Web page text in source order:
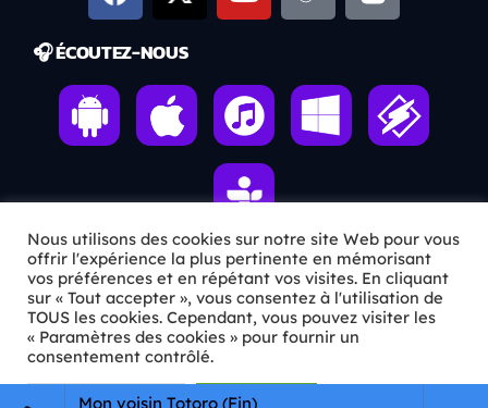
Mon voisin Totoro (Fin)
🎧 ÉCOUTEZ-NOUS
ℹ️ INFOS PRATIQUES
✉️Contact
🦊Qui sommes-nous ?
Nous utilisons des cookies sur notre site Web pour vous
offrir l'expérience la plus pertinente en mémorisant
vos préférences et en répétant vos visites. En cliquant
sur « Tout accepter », vous consentez à l'utilisation de
TOUS les cookies. Cependant, vous pouvez visiter les
« Paramètres des cookies » pour fournir un
consentement contrôlé.
Paramètres Cookie Tout accepter